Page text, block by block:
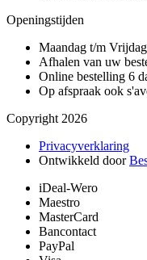
Openingstijden
Maandag t/m
Afhalen van uw
Online bestelling 6
Op afspraak ook
Copyright 2026
Privacyverklaring
Ontwikkeld door
iDeal-Wero
Maestro
MasterCard
Bancontact
PayPal